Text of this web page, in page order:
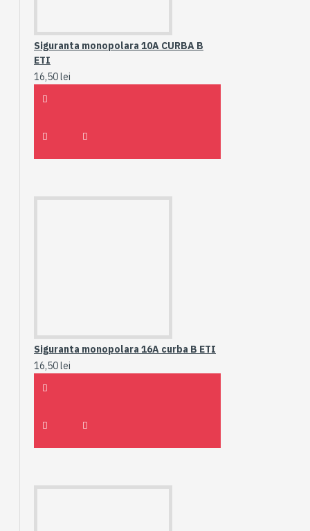
Siguranta monopolara 10A CURBA B
ETI
16,50 lei
Siguranta monopolara 16A curba B ETI
16,50 lei